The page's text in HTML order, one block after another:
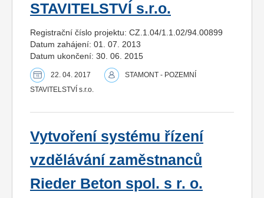
STAVITELSTVÍ s.r.o.
Registrační číslo projektu: CZ.1.04/1.1.02/94.00899
Datum zahájení: 01. 07. 2013
Datum ukončení: 30. 06. 2015
22. 04. 2017
STAMONT - POZEMNÍ
STAVITELSTVÍ s.r.o.
Vytvoření systému řízení
vzdělávání zaměstnanců
Rieder Beton spol. s r. o.